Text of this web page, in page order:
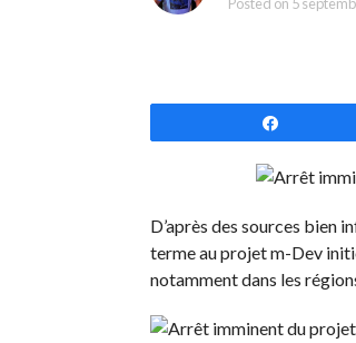
D’après des sources bien
terme au projet m-Dev
notamment dans les